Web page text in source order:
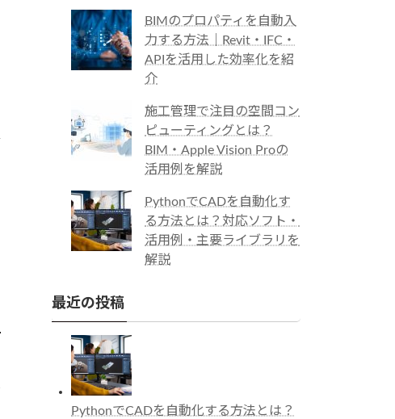
BIMのプロパティを自動入
力する方法｜Revit・IFC・
APIを活用した効率化を紹
介
施工管理で注目の空間コン
ピューティングとは？
BIM・Apple Vision Proの
活用例を解説
PythonでCADを自動化す
る方法とは？対応ソフト・
活用例・主要ライブラリを
解説
最近の投稿
PythonでCADを自動化する方法とは？